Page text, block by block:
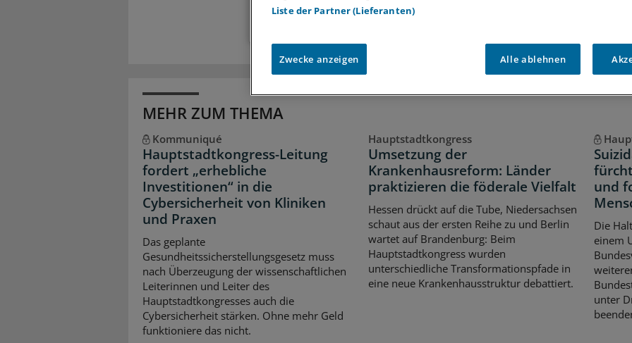
Voraussetzungen für den Zugang
MEHR ZUM THEMA
Kommuniqué
Hauptstadtkongress-Leitung
fordert „erhebliche
Investitionen“ in die
Cybersicherheit von Kliniken
und Praxen
Das geplante
Gesundheitssicherstellungsgesetz muss
nach Überzeugung der wissenschaftlichen
Leiterinnen und Leiter des
Hauptstadtkongresses auch die
Cybersicherheit stärken. Ohne mehr Geld
funktioniere das nicht.
Hauptstadtkongress
Umsetzung der
Krankenhausreform: Länder
praktizieren die föderale Vielfalt
Hessen drückt auf die Tube, Niedersachsen
schaut aus der ersten Reihe zu und Berlin
wartet auf Brandenburg: Beim
Hauptstadtkongress wurden
unterschiedliche Transformationspfade in
eine neue Krankenhausstruktur debattiert.
und
Die
einem
unter
Liste der Partner (Lieferanten)
Zwecke anzeigen Alle ablehnen